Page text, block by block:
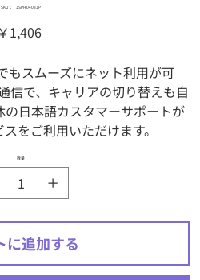
SKU：
SKU：
JSPH0403JP
価
格
￥1,406
もスムーズにネット利用が可
信で、キャリアの切り替えも自
日本語カスタマーサポートが
をご利用いただけます。
数量
に追加する